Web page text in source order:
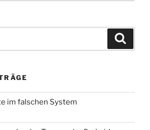
im falschen System